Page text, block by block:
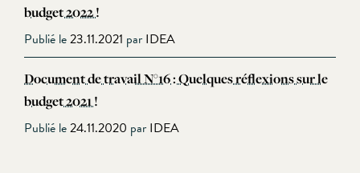
budget 2022 !
Publié le23.11.2021 par IDEA
Document de travail N°16 : Quelques réflexions sur le
budget 2021 !
Publié le24.11.2020 par IDEA